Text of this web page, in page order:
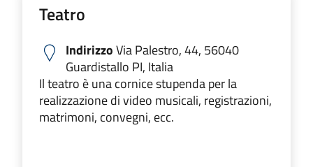
Teatro
IndirizzoVia Palestro, 44, 56040
Guardistallo PI, Italia
Il teatro è una cornice stupenda per la
realizzazione di video musicali, registrazioni,
matrimoni, convegni, ecc.